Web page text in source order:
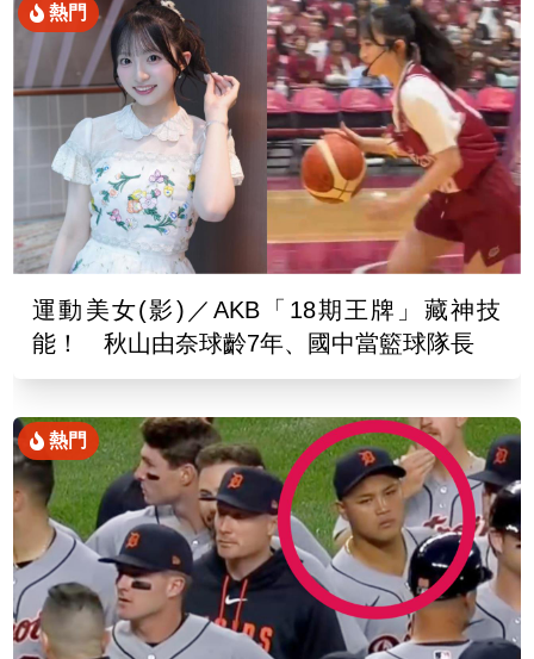
熱門
運動美女(影)／AKB「18期王牌」藏神技
能！ 秋山由奈球齡7年、國中當籃球隊長
熱門